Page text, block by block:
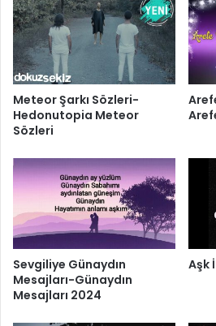
Meteor Şarkı Sözleri-
Hedonutopia Meteor
Sözleri
Sevgiliye Günaydın
Mesajları-Günaydın
Mesajları 2024
Aşk